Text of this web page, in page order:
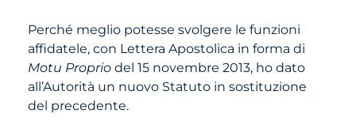
Perché meglio potesse svolgere le funzioni
affidatele, con Lettera Apostolica in forma di
Motu Propriodel 15 novembre 2013, ho dato
all’Autorità un nuovo Statuto in sostituzione
del precedente.